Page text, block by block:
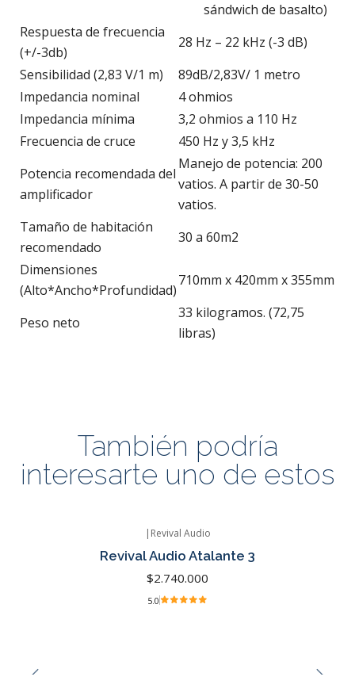
sándwich de basalto)
Respuesta de frecuencia
(+/-3db)
28 Hz – 22 kHz (-3 dB)
Sensibilidad (2,83 V/1 m)
89dB/2,83V/ 1 metro
Impedancia nominal
4 ohmios
Impedancia mínima
3,2 ohmios a 110 Hz
Frecuencia de cruce
450 Hz y 3,5 kHz
Potencia recomendada del
amplificador
Manejo de potencia: 200
vatios. A partir de 30-50
vatios.
Tamaño de habitación
recomendado
30 a 60m2
Dimensiones
(Alto*Ancho*Profundidad)
710mm x 420mm x 355mm
Peso neto
33 kilogramos. (72,75
libras)
También podría
interesarte uno de estos
| Revival Audio
Revival Audio Atalante 3
$2.740.000
5.0